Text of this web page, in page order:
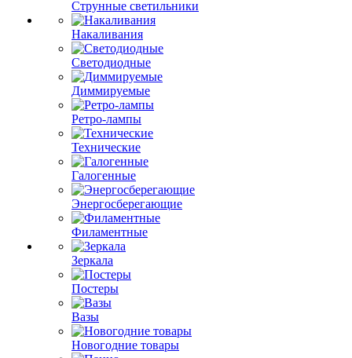
Струнные светильники
Накаливания
Светодиодные
Диммируемые
Ретро-лампы
Технические
Галогенные
Энергосберегающие
Филаментные
Зеркала
Постеры
Вазы
Новогодние товары